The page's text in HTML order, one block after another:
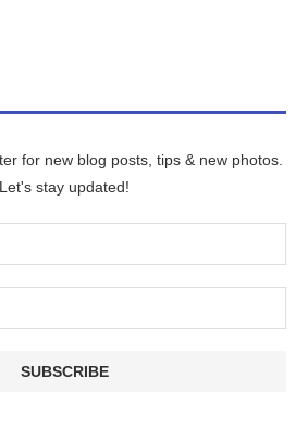
for new blog posts, tips & new photos.
Let's stay updated!